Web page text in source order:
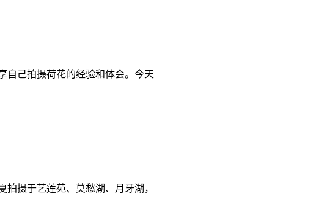
自己拍摄荷花的经验和体会。今天
摄于艺莲苑、莫愁湖、月牙湖，